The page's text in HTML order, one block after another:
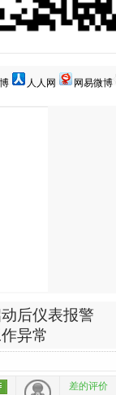
人人网 网易微博
后仪表报警
异常
差的评价